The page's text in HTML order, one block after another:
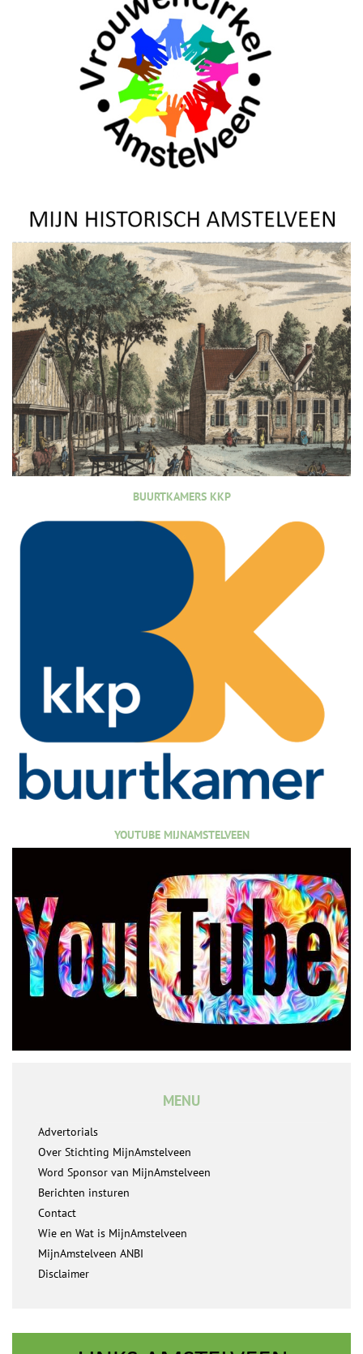
BUURTKAMERS KKP
YOUTUBE MIJNAMSTELVEEN
MENU
Advertorials
Over Stichting MijnAmstelveen
Word Sponsor van MijnAmstelveen
Berichten insturen
Contact
Wie en Wat is MijnAmstelveen
MijnAmstelveen ANBI
Disclaimer